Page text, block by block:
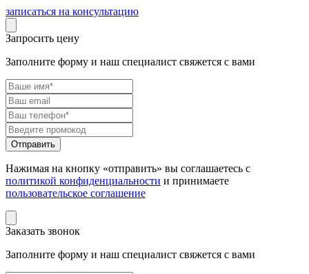
записаться на консультацию
Запросить цену
Заполните форму и наш специалист свяжется с вами
Нажимая на кнопку «отправить» вы соглашаетесь с
политикой конфиденциальности и принимаете
пользовательское соглашение
Заказать звонок
Заполните форму и наш специалист свяжется с вами